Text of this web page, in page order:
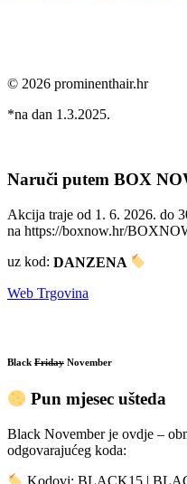
© 2026 prominenthair.hr
*na dan 1.3.2025.
Naruči putem BOX
Akcija traje od 1. 6. 2026. do
na https://boxnow.hr/
uz kod: DANZENA
Web Trgovina
Black Friday November
Pun mjesec ušteda
Black November je ovdje –
odgovarajućeg koda: